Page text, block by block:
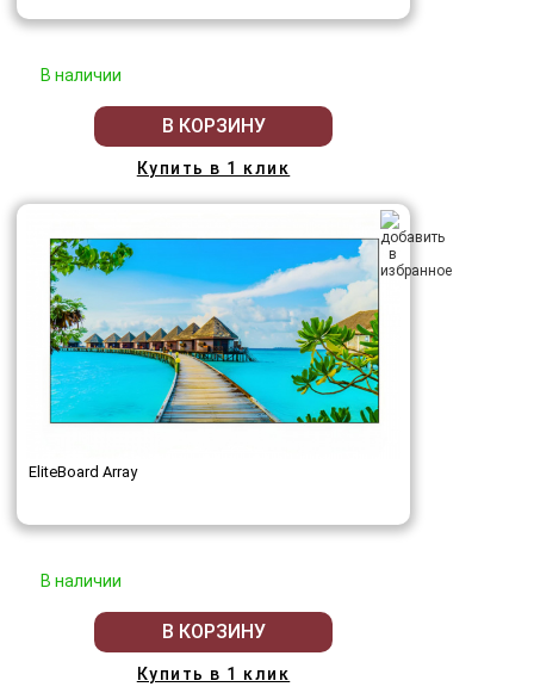
В наличии
В КОРЗИНУ
Купить в 1 клик
EliteBoard Array
В наличии
В КОРЗИНУ
Купить в 1 клик